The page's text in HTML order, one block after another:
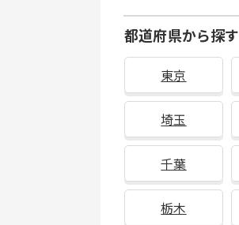
都道府県から探す
東京
埼玉
千葉
栃木